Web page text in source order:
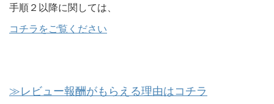
手順２以降に関しては、
コチラをご覧ください
≫レビュー報酬がもらえる理由はコチラ